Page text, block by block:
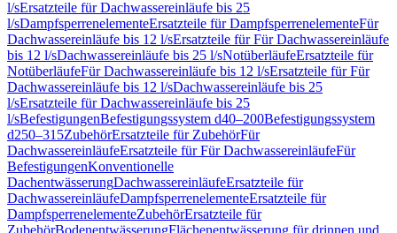
l/sErsatzteile für Dachwassereinläufe bis 25
l/sDampfsperrenelementeErsatzteile für DampfsperrenelementeFür
Dachwassereinläufe bis 12 l/sErsatzteile für Für Dachwassereinläufe
bis 12 l/sDachwassereinläufe bis 25 l/sNotüberläufeErsatzteile für
NotüberläufeFür Dachwassereinläufe bis 12 l/sErsatzteile für Für
Dachwassereinläufe bis 12 l/sDachwassereinläufe bis 25
l/sErsatzteile für Dachwassereinläufe bis 25
l/sBefestigungenBefestigungssystem d40–200Befestigungssystem
d250–315ZubehörErsatzteile für ZubehörFür
DachwassereinläufeErsatzteile für Für DachwassereinläufeFür
BefestigungenKonventionelle
DachentwässerungDachwassereinläufeErsatzteile für
DachwassereinläufeDampfsperrenelementeErsatzteile für
DampfsperrenelementeZubehörErsatzteile für
ZubehörBodenentwässerungFlächenentwässerung für drinnen und